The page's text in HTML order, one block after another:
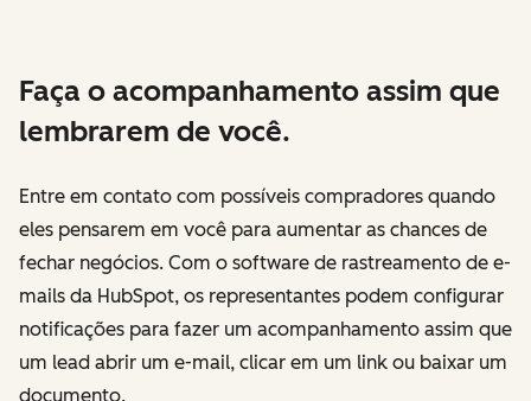
Faça o acompanhamento assim que
lembrarem de você.
Entre em contato com possíveis compradores quando
eles pensarem em você para aumentar as chances de
fechar negócios. Com o software de rastreamento de e-
mails da HubSpot, os representantes podem configurar
notificações para fazer um acompanhamento assim que
um lead abrir um e-mail, clicar em um link ou baixar um
documento.